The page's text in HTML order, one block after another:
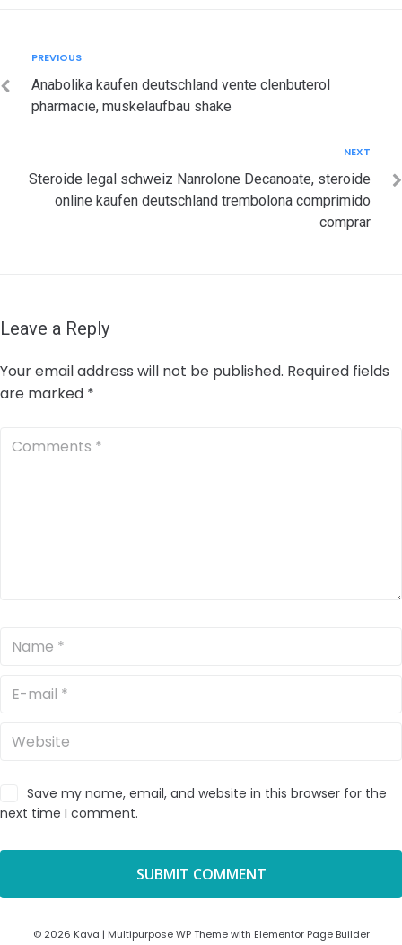
navigation
Previous
PREVIOUS
Anabolika kaufen deutschland vente clenbuterol
pharmacie, muskelaufbau shake
NEXT
Steroide legal schweiz Nanrolone Decanoate, steroide
online kaufen deutschland trembolona comprimido
comprar
Leave a Reply
Your email address will not be published. Required fields
are marked *
Save my name, email, and website in this browser for the
next time I comment.
© 2026 Kava | Multipurpose WP Theme with Elementor Page Builder